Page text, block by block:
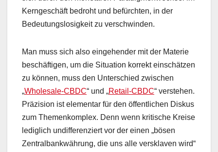
Kerngeschäft bedroht und befürchten, in der
Bedeutungslosigkeit zu verschwinden.
Man muss sich also eingehender mit der Materie
beschäftigen, um die Situation korrekt einschätzen
zu können, muss den Unterschied zwischen
„Wholesale-CBDC“ und „Retail-CBDC“ verstehen.
Präzision ist elementar für den öffentlichen Diskus
zum Themenkomplex. Denn wenn kritische Kreise
lediglich undifferenziert vor der einen „bösen
Zentralbankwährung, die uns alle versklaven wird“